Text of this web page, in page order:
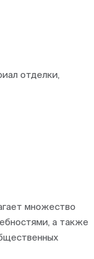
отделки,
множество
а также